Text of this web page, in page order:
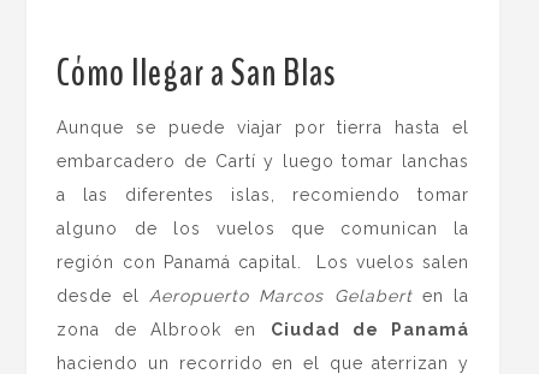
Cómo llegar a San Blas
Aunque se puede viajar por tierra hasta el
embarcadero de Cartí y luego tomar lanchas
a las diferentes islas, recomiendo tomar
alguno de los vuelos que comunican la
región con Panamá capital. Los vuelos salen
desde el Aeropuerto Marcos Gelaberten la
zona de Albrook en Ciudad de Panamá
haciendo un recorrido en el que aterrizan y